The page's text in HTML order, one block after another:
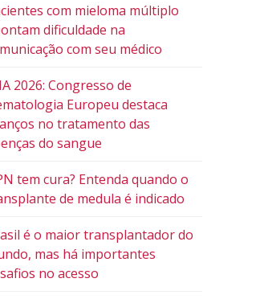
com mieloma múltiplo
dificuldade na
com seu médico
2026: Congresso de
Europeu destaca
no tratamento das
do sangue
tem cura? Entenda quando o
de medula é indicado
é o maior transplantador do
mas há importantes
no acesso